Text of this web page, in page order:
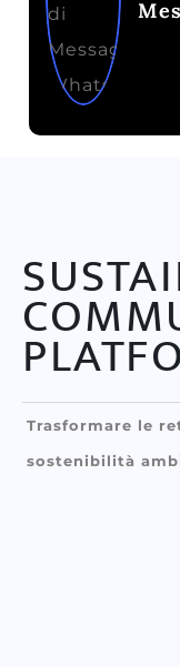
Trasformare le
sostenibilità